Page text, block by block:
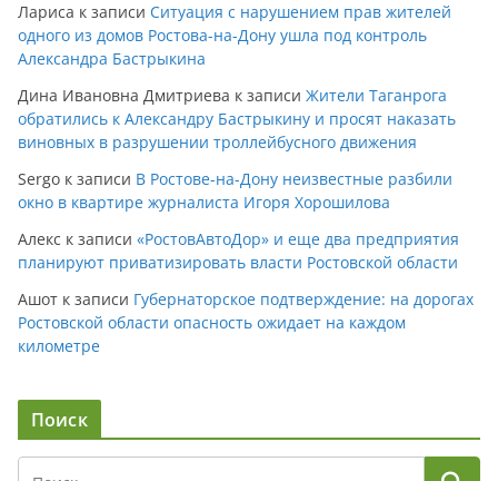
Лариса к записи Ситуация с нарушением прав жителей
одного из домов Ростова-на-Дону ушла под контроль
Александра Бастрыкина
Дина Ивановна Дмитриева к записи Жители Таганрога
обратились к Александру Бастрыкину и просят наказать
виновных в разрушении троллейбусного движения
Sergo к записи В Ростове-на-Дону неизвестные разбили
окно в квартире журналиста Игоря Хорошилова
Алекс к записи «РостовАвтоДор» и еще два предприятия
планируют приватизировать власти Ростовской области
Ашот к записи Губернаторское подтверждение: на дорогах
Ростовской области опасность ожидает на каждом
километре
Поиск